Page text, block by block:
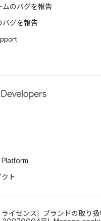
ムのバグを報告
バグを報告
ト
ライセンス
ブランドの取り